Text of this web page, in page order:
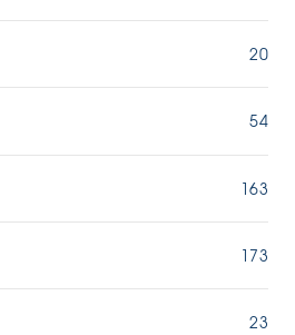
20
54
163
173
23